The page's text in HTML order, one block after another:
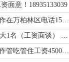
面意！18935133039
求职中午做一顿饭的工作在万柏林区电话15934111539
单位食堂招聘 1.面房老大1名（工资面谈） 2.面房帮厨2名3500—4000（会做西点） 3.凉菜房老大1名（工资面谈） 4.洗碗工2名3000 5.面点小工1名2800 6.打荷小工1名2800要求（年龄57以内，干活利索，无犯罪记录，无疾病）要长期的待遇福利： 每周休息一天半，节假日休息，包吃包住，工龄奖等，宿舍能洗澡、洗衣机等 联系电话 赵经理13834243936 地址：小店南中环长治路口附近
求职：想在太原找个工作管吃管住工资4500~5000。服务员收银台都可以。联系人小李。手机号18703406073。